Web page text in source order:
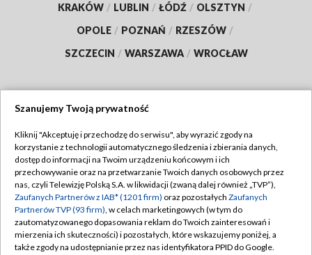
KRAKÓW / LUBLIN / ŁÓDŹ / OLSZTYN /
OPOLE / POZNAŃ / RZESZÓW /
SZCZECIN / WARSZAWA / WROCŁAW
TVP
Abonament TVP
Emisja w TVP
Centrum informacji TVP
Naziemna Telewizja Cyfrowa
Regulamin TVP
Polityka prywatności
Moje zgody
Pomoc
Szanujemy Twoją prywatność
Kliknij "Akceptuję i przechodzę do serwisu", aby wyrazić zgody na
korzystanie z technologii automatycznego śledzenia i zbierania danych,
dostęp do informacji na Twoim urządzeniu końcowym i ich
przechowywanie oraz na przetwarzanie Twoich danych osobowych przez
nas, czyli Telewizję Polską S.A. w likwidacji (zwaną dalej również „TVP”),
Zaufanych Partnerów z IAB* (1201 firm) oraz pozostałych Zaufanych
Partnerów TVP (93 firm), w celach marketingowych (w tym do
zautomatyzowanego dopasowania reklam do Twoich zainteresowań i
mierzenia ich skuteczności) i pozostałych, które wskazujemy poniżej, a
także zgody na udostępnianie przez nas identyfikatora PPID do Google.